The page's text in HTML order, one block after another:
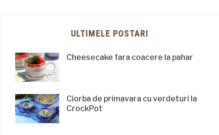
ULTIMELE POSTARI
Cheesecake fara coacere la pahar
Ciorba de primavara cu verdeturi la
CrockPot